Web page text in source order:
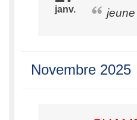
janv.
Novembre 2025